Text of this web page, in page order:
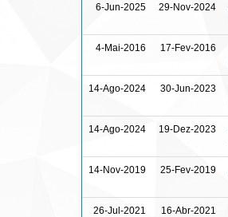
6-Jun-2025 29-Nov-2024
4-Mai-2016 17-Fev-2016
14-Ago-2024 30-Jun-2023
14-Ago-2024 19-Dez-2023
14-Nov-2019 25-Fev-2019
26-Jul-2021 16-Abr-2021